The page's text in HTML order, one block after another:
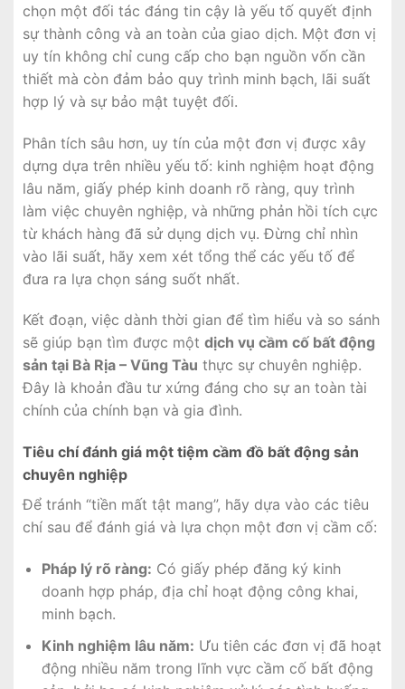
chọn một đối tác đáng tin cậy là yếu tố quyết định
sự thành công và an toàn của giao dịch. Một đơn vị
uy tín không chỉ cung cấp cho bạn nguồn vốn cần
thiết mà còn đảm bảo quy trình minh bạch, lãi suất
hợp lý và sự bảo mật tuyệt đối.
Phân tích sâu hơn, uy tín của một đơn vị được xây
dựng dựa trên nhiều yếu tố: kinh nghiệm hoạt động
lâu năm, giấy phép kinh doanh rõ ràng, quy trình
làm việc chuyên nghiệp, và những phản hồi tích cực
từ khách hàng đã sử dụng dịch vụ. Đừng chỉ nhìn
vào lãi suất, hãy xem xét tổng thể các yếu tố để
đưa ra lựa chọn sáng suốt nhất.
Kết đoạn, việc dành thời gian để tìm hiểu và so sánh
sẽ giúp bạn tìm được một dịch vụ cầm cố bất động
sản tại Bà Rịa – Vũng Tàu thực sự chuyên nghiệp.
Đây là khoản đầu tư xứng đáng cho sự an toàn tài
chính của chính bạn và gia đình.
Tiêu chí đánh giá một tiệm cầm đồ bất động sản
chuyên nghiệp
Để tránh “tiền mất tật mang”, hãy dựa vào các tiêu
chí sau để đánh giá và lựa chọn một đơn vị cầm cố:
Pháp lý rõ ràng: Có giấy phép đăng ký kinh
doanh hợp pháp, địa chỉ hoạt động công khai,
minh bạch.
Kinh nghiệm lâu năm: Ưu tiên các đơn vị đã hoạt
động nhiều năm trong lĩnh vực cầm cố bất động